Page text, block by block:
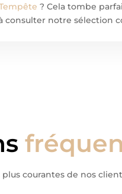
? Cela tombe
consulter notre sélection
plus courantes de nos